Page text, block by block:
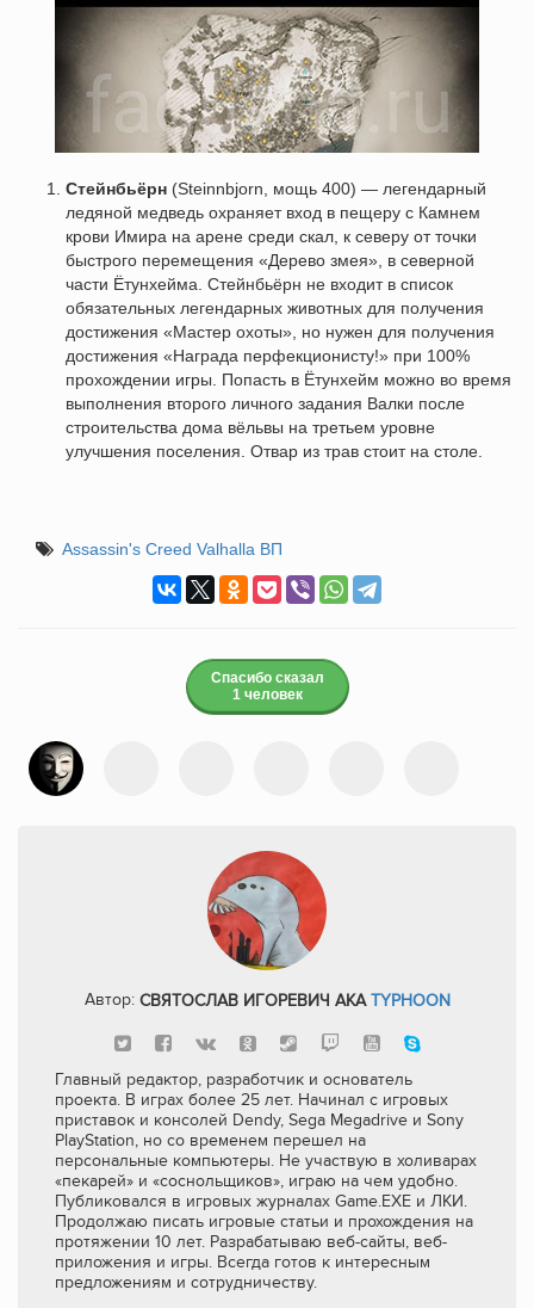
Стейнбьёрн (Steinnbjorn, мощь 400) — легендарный
ледяной медведь охраняет вход в пещеру с Камнем
крови Имира на арене среди скал, к северу от точки
быстрого перемещения «Дерево змея», в северной
части Ётунхейма. Стейнбьёрн не входит в список
обязательных легендарных животных для получения
достижения «Мастер охоты», но нужен для получения
достижения «Награда перфекционисту!» при 100%
прохождении игры. Попасть в Ётунхейм можно во время
выполнения второго личного задания Валки после
строительства дома вёльвы на третьем уровне
улучшения поселения. Отвар из трав стоит на столе.
Assassin's Creed Valhalla ВП
Спасибо сказал
1 человек
Автор: СВЯТОСЛАВ ИГОРЕВИЧ AKATYPHOON
Главный редактор, разработчик и основатель
проекта. В играх более 25 лет. Начинал с игровых
приставок и консолей Dendy, Sega Megadrive и Sony
PlayStation, но со временем перешел на
персональные компьютеры. Не участвую в холиварах
«пекарей» и «соснольщиков», играю на чем удобно.
Публиковался в игровых журналах Game.EXE и ЛКИ.
Продолжаю писать игровые статьи и прохождения на
протяжении 10 лет. Разрабатываю веб-сайты, веб-
приложения и игры. Всегда готов к интересным
предложениям и сотрудничеству.